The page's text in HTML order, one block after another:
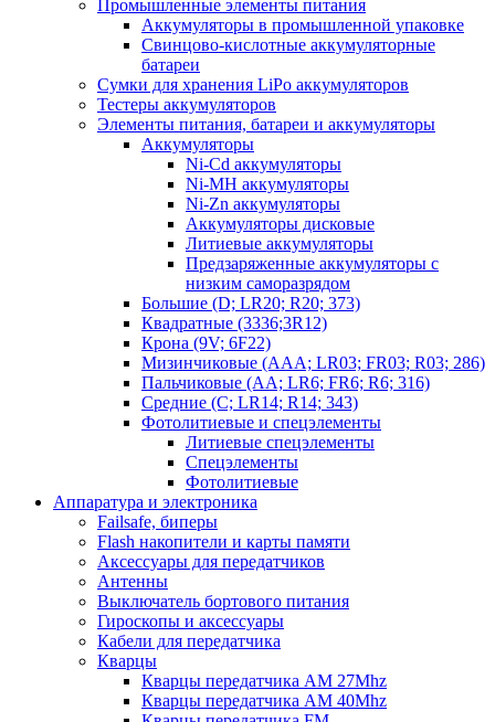
Промышленные элементы питания
Аккумуляторы в промышленной упаковке
Свинцово-кислотные аккумуляторные
батареи
Сумки для хранения LiPo аккумуляторов
Тестеры аккумуляторов
Элементы питания, батареи и аккумуляторы
Аккумуляторы
Ni-Cd аккумуляторы
Ni-MH аккумуляторы
Ni-Zn аккумуляторы
Аккумуляторы дисковые
Литиевые аккумуляторы
Предзаряженные аккумуляторы с
низким саморазрядом
Большие (D; LR20; R20; 373)
Квадратные (3336;3R12)
Крона (9V; 6F22)
Мизинчиковые (AAA; LR03; FR03; R03; 286)
Пальчиковые (AA; LR6; FR6; R6; 316)
Средние (C; LR14; R14; 343)
Фотолитиевые и спецэлементы
Литиевые спецэлементы
Спецэлементы
Фотолитиевые
Аппаратура и электроника
Failsafe, биперы
Flash накопители и карты памяти
Аксессуары для передатчиков
Антенны
Выключатель бортового питания
Гироскопы и аксессуары
Кабели для передатчика
Кварцы
Кварцы передатчика AM 27Mhz
Кварцы передатчика AM 40Mhz